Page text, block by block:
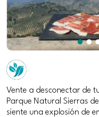
Vente a desconectar de
Parque Natural Sierras
siente una explosión de